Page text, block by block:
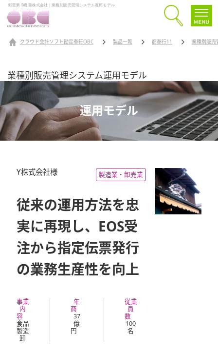
卸売業 B農薬株式会社｜業務別販売管理システム運用モデル
クラウド会計ソフト勘定奉行OBC 製品一覧 商奉行11 業種別販売
業種別販売管理システム運用モデル
運用モデル
Y株式会社様 製造業・卸売業
従来の運用方法を忠
実に再現し、EOS受
注から指定伝票発行
の業務生産性を向上
事業
内
容
食品
製造
卸
年
商
37
億
円
従業
員
数
100
名